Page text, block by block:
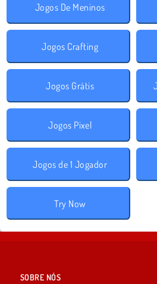
Jogos De Meninos
Jogos Crafting
Jogos Grátis
Jogos Pixel
Jogos de 1 Jogador
Try Now
SOBRE NÓS